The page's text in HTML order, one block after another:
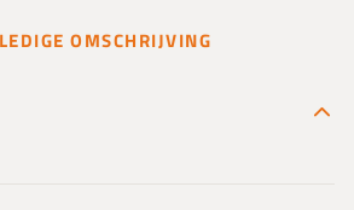
OMSCHRIJVING